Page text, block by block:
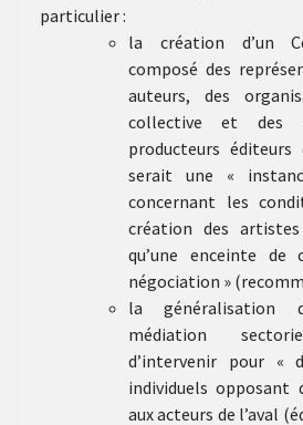
particulier :
la création d’un
composé des
auteurs, des
collective et des
producteurs
serait une «
concernant les
création des
qu’une enceinte
négociation »
la généralisation
médiation
d’intervenir pour «
individuels opposant
aux acteurs de l’aval